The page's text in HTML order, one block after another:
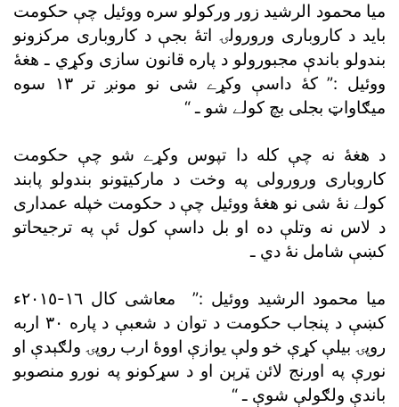
ميا محمود الرشيد زور ورکولو سره ووئيل چې حکومت
بايد د کاروبارى ورورولۍ اتۀ بجې د کاروبارى مرکزونو
بندولو باندې مجبورولو د پاره قانون سازى وکړي ـ هغۀ
ووئيل :” کۀ داسې وکړے شى نو مونږ تر ١٣ سوه
ميګاواټ بجلى بچ کولے شو ـ “
د هغۀ نه چې کله دا تپوس وکړے شو چې حکومت
کاروبارى ورورولى په وخت د مارکيټونو بندولو پابند
کولے نۀ شى نو هغۀ ووئيل چې د حکومت خپله عمدارى
د لاس نه وتلې ده او بل داسې کول ئې په ترجيحاتو
کښې شامل نۀ دي ـ
ميا محمود الرشيد ووئيل :” معاشى کال ١٦-٢٠١٥ء
کښې د پنجاب حکومت د توان د شعبې د پاره ٣٠ اربه
روپۍ بيلې کړې خو ولې يوازې اووۀ ارب روپۍ ولګېدې او
نورې په اورنج لائن ټرېن او د سړکونو په نورو منصوبو
باندې ولګولې شوې ـ “